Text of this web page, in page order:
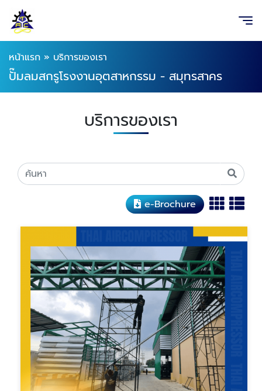
หน้าแรก » บริการของเรา
ปั๊มลมสกรูโรงงานอุตสาหกรรม - สมุทรสาคร
บริการของเรา
e-Brochure